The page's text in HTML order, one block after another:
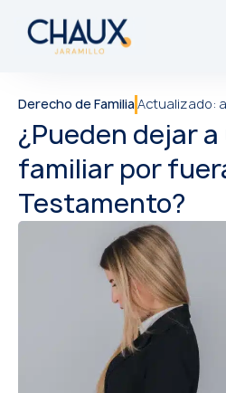
Derecho de FamiliaActualizado:
¿Pueden dejar
familiar por
Testamento?